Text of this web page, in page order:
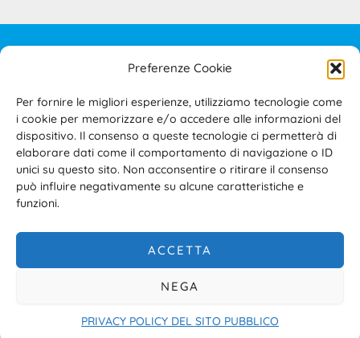
Preferenze Cookie
Per fornire le migliori esperienze, utilizziamo tecnologie come
i cookie per memorizzare e/o accedere alle informazioni del
dispositivo. Il consenso a queste tecnologie ci permetterà di
elaborare dati come il comportamento di navigazione o ID
unici su questo sito. Non acconsentire o ritirare il consenso
può influire negativamente su alcune caratteristiche e
funzioni.
ACCETTA
NEGA
PRIVACY POLICY DEL SITO PUBBLICO
IL PROGETTO
PRIVACY POLICY
COOKIE POLICY
TERMINI E CONDIZIONI D’USO DEL SITO E DELL’AREA
RISERVATA
ACCESSIBILITÀ
Copyright © 2026 Sistema Camerale Servizi s.c.r.l.